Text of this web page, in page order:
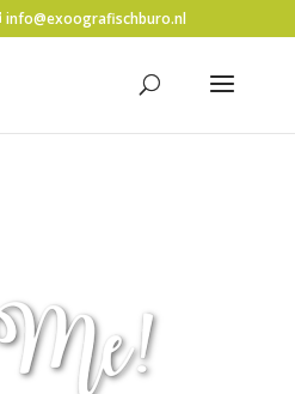
info@exoografischburo.nl